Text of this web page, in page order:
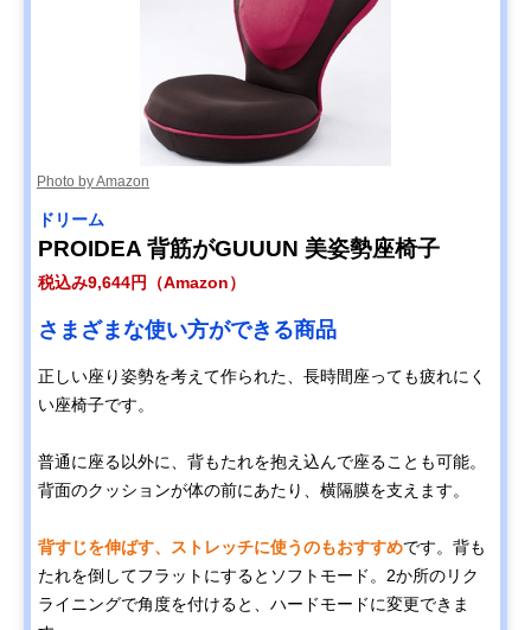
Photo by Amazon
‎ドリーム
PROIDEA 背筋がGUUUN 美姿勢座椅子
税込み9,644円（Amazon）
さまざまな使い方ができる商品
正しい座り姿勢を考えて作られた、長時間座っても疲れにく
い座椅子です。
普通に座る以外に、背もたれを抱え込んで座ることも可能。
背面のクッションが体の前にあたり、横隔膜を支えます。
背すじを伸ばす、ストレッチに使うのもおすすめです。背も
たれを倒してフラットにするとソフトモード。2か所のリク
ライニングで角度を付けると、ハードモードに変更できま